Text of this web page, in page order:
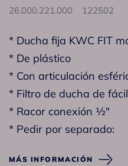
26.000.221.000 122502
* Ducha fija KWC FIT
* De plástico
* Con articulación
* Filtro de ducha de
* Racor conexión ½"
* Pedir por separado:
MÁS INFORMACIÓN